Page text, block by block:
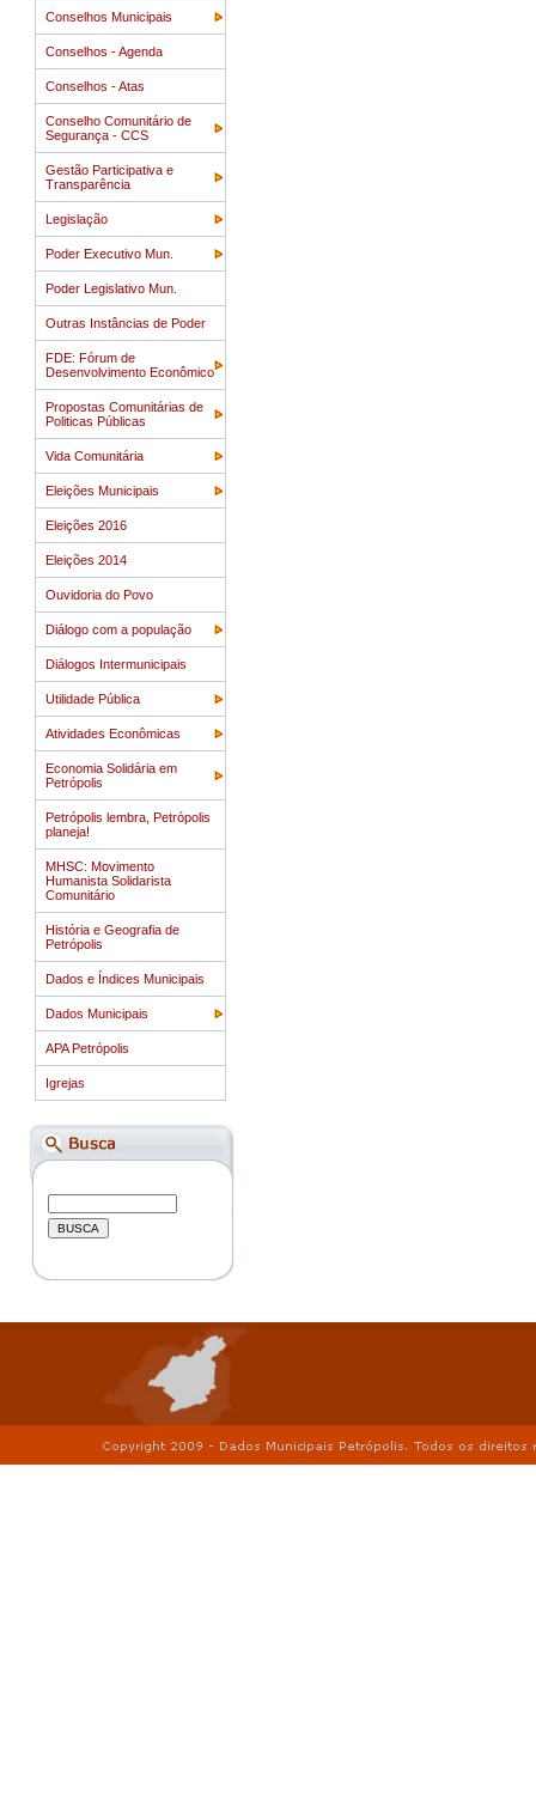
Conselhos Municipais
Conselhos - Agenda
Conselhos - Atas
Conselho Comunitário de
Segurança - CCS
Gestão Participativa e
Transparência
Legislação
Poder Executivo Mun.
Poder Legislativo Mun.
Outras Instâncias de Poder
FDE: Fórum de
Desenvolvimento Econômico
Propostas Comunitárias de
Politicas Públicas
Vida Comunitária
Eleições Municipais
Eleições 2016
Eleições 2014
Ouvidoria do Povo
Diálogo com a população
Diálogos Intermunicipais
Utilidade Pública
Atividades Econômicas
Economia Solidária em
Petrópolis
Petrópolis lembra, Petrópolis
planeja!
MHSC: Movimento
Humanista Solidarista
Comunitário
História e Geografia de
Petrópolis
Dados e Índices Municipais
Dados Municipais
APA Petrópolis
Igrejas